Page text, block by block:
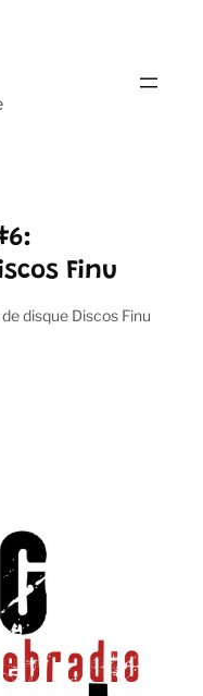
Finu
disque Discos Finu